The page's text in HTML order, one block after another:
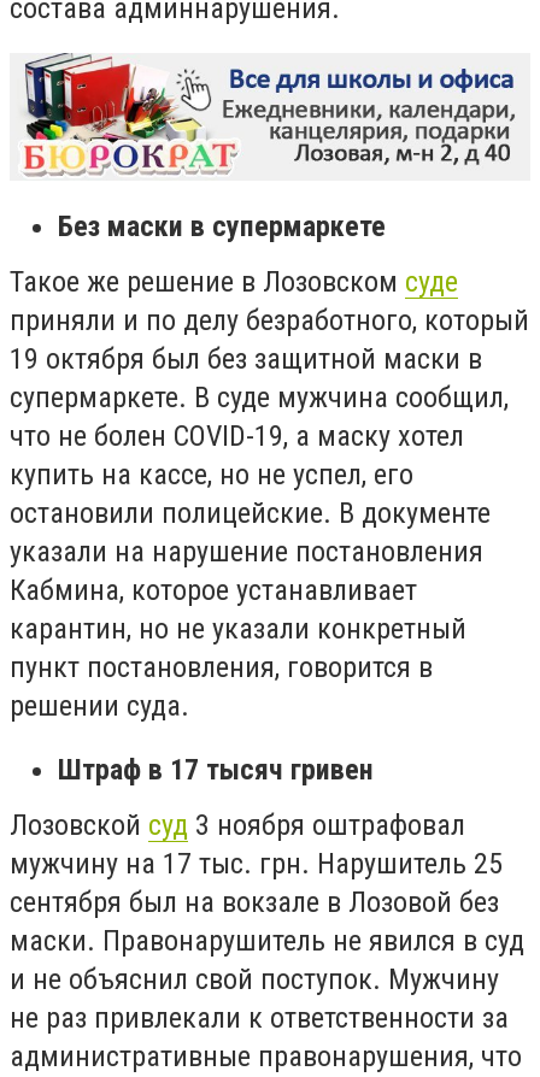
состава админнарушения.
Без маски в супермаркете
Такое же решение в Лозовском суде
приняли и по делу безработного, который
19 октября был без защитной маски в
супермаркете. В суде мужчина сообщил,
что не болен COVID-19, а маску хотел
купить на кассе, но не успел, его
остановили полицейские. В документе
указали на нарушение постановления
Кабмина, которое устанавливает
карантин, но не указали конкретный
пункт постановления, говорится в
решении суда.
Штраф в 17 тысяч гривен
Лозовской суд 3 ноября оштрафовал
мужчину на 17 тыс. грн. Нарушитель 25
сентября был на вокзале в Лозовой без
маски. Правонарушитель не явился в суд
и не объяснил свой поступок. Мужчину
не раз привлекали к ответственности за
административные правонарушения, что